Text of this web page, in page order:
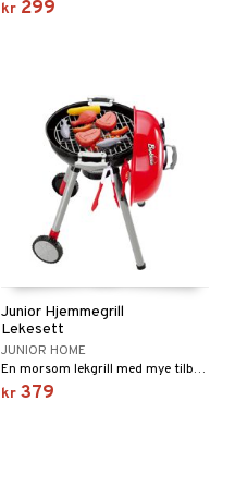
kr 299
Junior Hjemmegrill
Lekesett
JUNIOR HOME
En morsom lekgrill med mye tilbehør.
kr 379